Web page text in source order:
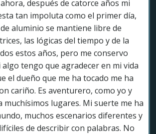
después de catorce años mi
tan impoluta como el primer día,
aluminio se mantiene libre de
las lógicas del tiempo y de la
estos años, pero me conservo
algo tengo que agradecer en mi vida
el dueño que me ha tocado me ha
cariño. Es aventurero, como yo y
muchísimos lugares. Mi suerte me ha
muchos escenarios diferentes y
de describir con palabras. No